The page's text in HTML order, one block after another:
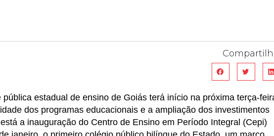
estadual de ensino de Goiás terá início na próxima terça-
dos programas educacionais e a ampliação dos investimentos
a inauguração do Centro de Ensino em Período Integral (Cepi)